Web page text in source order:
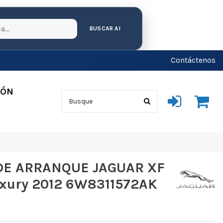
BUSCAR AI
Contáctenos
ARRANQUE JAGUAR XF
2012 6W8311572AK